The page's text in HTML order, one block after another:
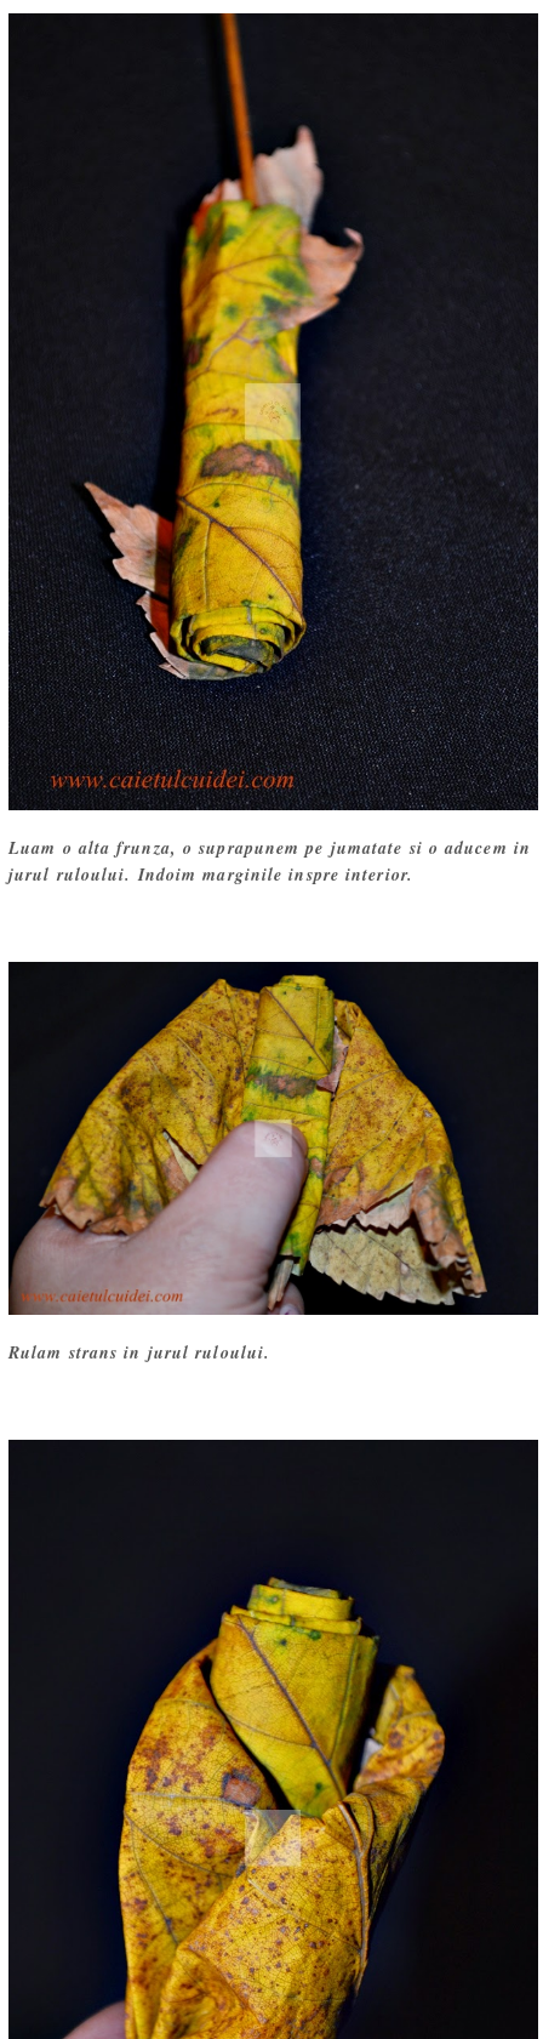
Luam o alta frunza, o suprapunem pe jumatate si o aducem in
jurul ruloului. Indoim marginile inspre interior.
Rulam strans in jurul ruloului.